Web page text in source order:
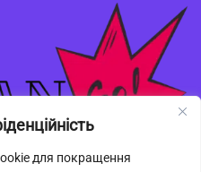
для покращення